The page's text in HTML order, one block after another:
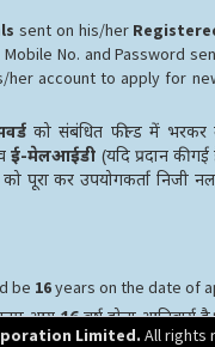
sent on his/her
No. and Password
her account to apply for
को संबंधित फील्ड में भरकर
ई-मेलआईडी (यदि प्रदान की
को पूरा कर उपयोगकर्ता
be 16years on the date of
आयु16वर्ष होना आनिवार्य है।
Limited. All rights